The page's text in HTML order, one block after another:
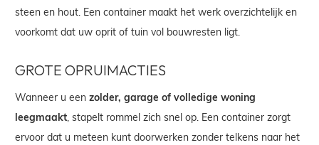
steen en hout. Een container maakt het werk overzichtelijk en
voorkomt dat uw oprit of tuin vol bouwresten ligt.
GROTE OPRUIMACTIES
Wanneer u een zolder, garage of volledige woning
leegmaakt, stapelt rommel zich snel op. Een container zorgt
ervoor dat u meteen kunt doorwerken zonder telkens naar het